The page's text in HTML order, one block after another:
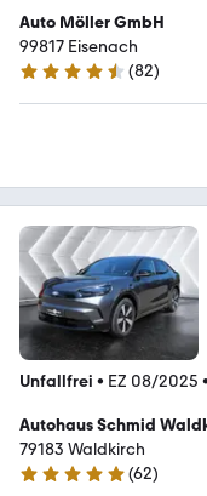
Auto Möller GmbH
99817 Eisenach
4.7 Sterne
(82)
Unfallfrei • EZ 08/2025 •
Autohaus Schmid
79183 Waldkirch
4.9 Sterne
(62)